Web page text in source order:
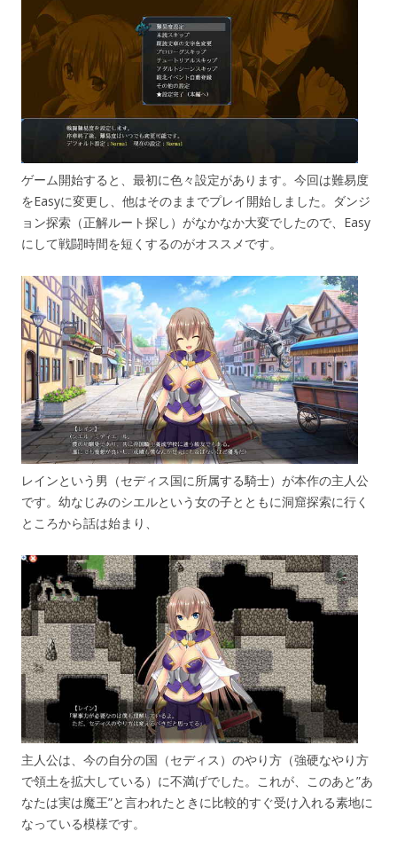
ゲーム開始すると、最初に色々設定があります。今回は難易度
をEasyに変更し、他はそのままでプレイ開始しました。ダンジ
ョン探索（正解ルート探し）がなかなか大変でしたので、Easy
にして戦闘時間を短くするのがオススメです。
レインという男（セディス国に所属する騎士）が本作の主人公
です。幼なじみのシエルという女の子とともに洞窟探索に行く
ところから話は始まり、
主人公は、今の自分の国（セディス）のやり方（強硬なやり方
で領土を拡大している）に不満げでした。これが、このあと”あ
なたは実は魔王”と言われたときに比較的すぐ受け入れる素地に
なっている模様です。